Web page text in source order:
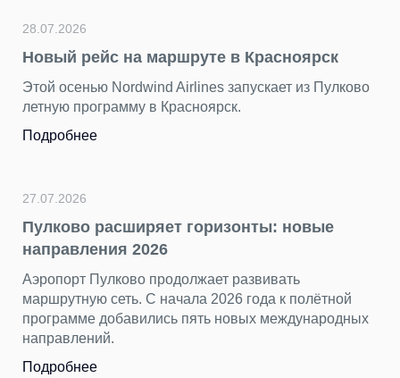
28.07.2026
Новый рейс на маршруте в Красноярск
Этой осенью Nordwind Airlines запускает из Пулково
летную программу в Красноярск.
Подробнее
27.07.2026
Пулково расширяет горизонты: новые
направления 2026
Аэропорт Пулково продолжает развивать
маршрутную сеть. С начала 2026 года к полётной
программе добавились пять новых международных
направлений.
Подробнее